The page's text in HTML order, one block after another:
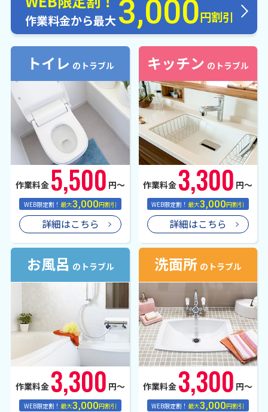
作業料金から最大3,000円割引
トイレ のトラブル
作業料金 5,500 円〜
WEB限定割！最大3,000円割引
詳細はこちら
キッチン のトラブル
作業料金 3,300 円〜
WEB限定割！最大3,000円割引
詳細はこちら
お風呂 のトラブル
作業料金 3,300 円〜
WEB限定割！最大3,000円割引
洗面所 のトラブル
作業料金 3,300 円〜
WEB限定割！最大3,000円割引